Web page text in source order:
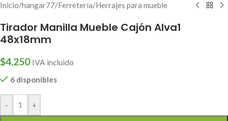
Inicio/hangar77/Ferretería/Herrajes para mueble
Tirador Manilla Mueble Cajón Alva1
48x18mm
$4,250 IVA incluido
6 disponibles
- +